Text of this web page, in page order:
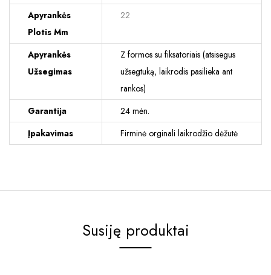
Apyrankės
Plotis Mm
22
Apyrankės
Užsegimas
Z formos su fiksatoriais (atsisegus
užsegtuką, laikrodis pasilieka ant
rankos)
Garantija
24 mėn.
Įpakavimas
Firminė orginali laikrodžio dėžutė
Susiję produktai